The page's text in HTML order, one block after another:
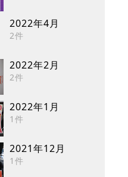
2022年4月
2件
2022年2月
2件
2022年1月
1件
2021年12月
1件